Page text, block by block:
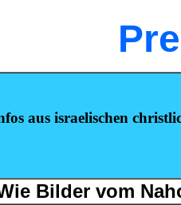
aus israelischen
Bilder vom